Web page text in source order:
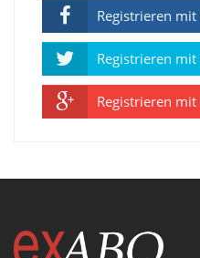
Registrieren mit
Registrieren
Registrieren mit